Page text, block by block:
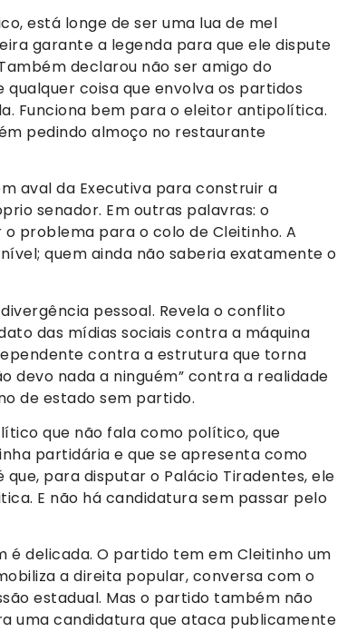
está longe de ser uma lua de mel
garante a legenda para que ele dispute
declarou não ser amigo do
coisa que envolva os partidos
Funciona bem para o eleitor antipolítica.
pedindo almoço no restaurante
aval da Executiva para construir a
senador. Em outras palavras: o
problema para o colo de Cleitinho. A
quem ainda não saberia exatamente o
pessoal. Revela o conflito
das mídias sociais contra a máquina
contra a estrutura que torna
devo nada a ninguém” contra a realidade
de estado sem partido.
que não fala como político, que
partidária e que se apresenta como
para disputar o Palácio Tiradentes, ele
E não há candidatura sem passar pelo
é delicada. O partido tem em Cleitinho um
a direita popular, conversa com o
estadual. Mas o partido também não
uma candidatura que ataca publicamente